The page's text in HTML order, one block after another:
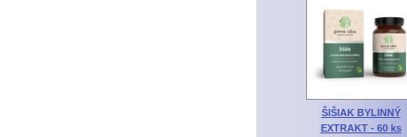
ŠIŠIAK BYLINNÝ
EXTRAKT - 60 ks